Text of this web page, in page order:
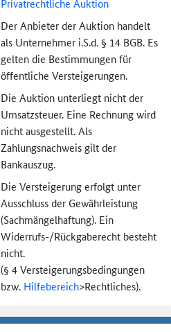
Privatrechtliche Auktion
Der Anbieter der Auktion handelt
als Unternehmer i.S.d. § 14 BGB. Es
gelten die Bestimmungen für
öffentliche Versteigerungen.
Die Auktion unterliegt nicht der
Umsatzsteuer. Eine Rechnung wird
nicht ausgestellt. Als
Zahlungsnachweis gilt der
Bankauszug.
Die Versteigerung erfolgt unter
Ausschluss der Gewährleistung
(Sachmängel­haftung). Ein
Widerrufs-/Rückgaberecht besteht
nicht.
(§ 4 Versteigerungs­bedingungen
bzw. Hilfebereich>Rechtliches).